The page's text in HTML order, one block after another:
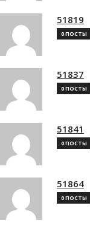
51819
0 ПОСТЫ
51837
0 ПОСТЫ
51841
0 ПОСТЫ
51864
0 ПОСТЫ